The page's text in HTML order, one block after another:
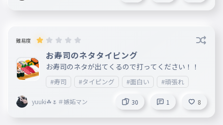
難易度
お寿司のネタタイピング
お寿司のネタが出てくるので打ってください！！
#寿司 #タイピング #面白い #頑張れ
yuuki☘🌷＃嫉妬マン 30 1 8